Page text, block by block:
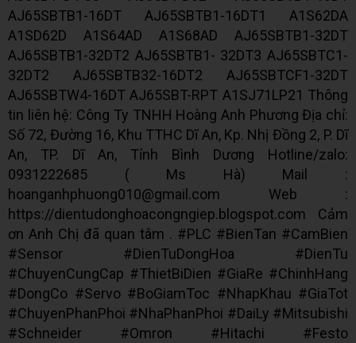
AJ65SBTB1-16DT AJ65SBTB1-16DT1 A1S62DA
A1SD62D A1S64AD A1S68AD AJ65SBTB1-32DT
AJ65SBTB1-32DT2 AJ65SBTB1- 32DT3 AJ65SBTC1-
32DT2 AJ65SBTB32-16DT2 AJ65SBTCF1-32DT
AJ65SBTW4-16DT AJ65SBT-RPT A1SJ71LP21 Thông
tin liên hệ: Công Ty TNHH Hoàng Anh Phương Địa chỉ:
Số 72, Đường 16, Khu TTHC Dĩ An, Kp. Nhị Đồng 2, P. Dĩ
An, TP. Dĩ An, Tỉnh Bình Dương Hotline/zalo:
0931222685 ( Ms Hà) Mail :
hoanganhphuong010@gmail.com Web :
https://dientudonghoacongngiep.blogspot.com Cảm
ơn Anh Chị đã quan tâm . #PLC #BienTan #CamBien
#Sensor #DienTuDongHoa #DienTu
#ChuyenCungCap #ThietBiDien #GiaRe #ChinhHang
#DongCo #Servo #BoGiamToc #NhapKhau #GiaTot
#ChuyenPhanPhoi #NhaPhanPhoi #DaiLy #Mitsubishi
#Schneider #Omron #Hitachi #Festo